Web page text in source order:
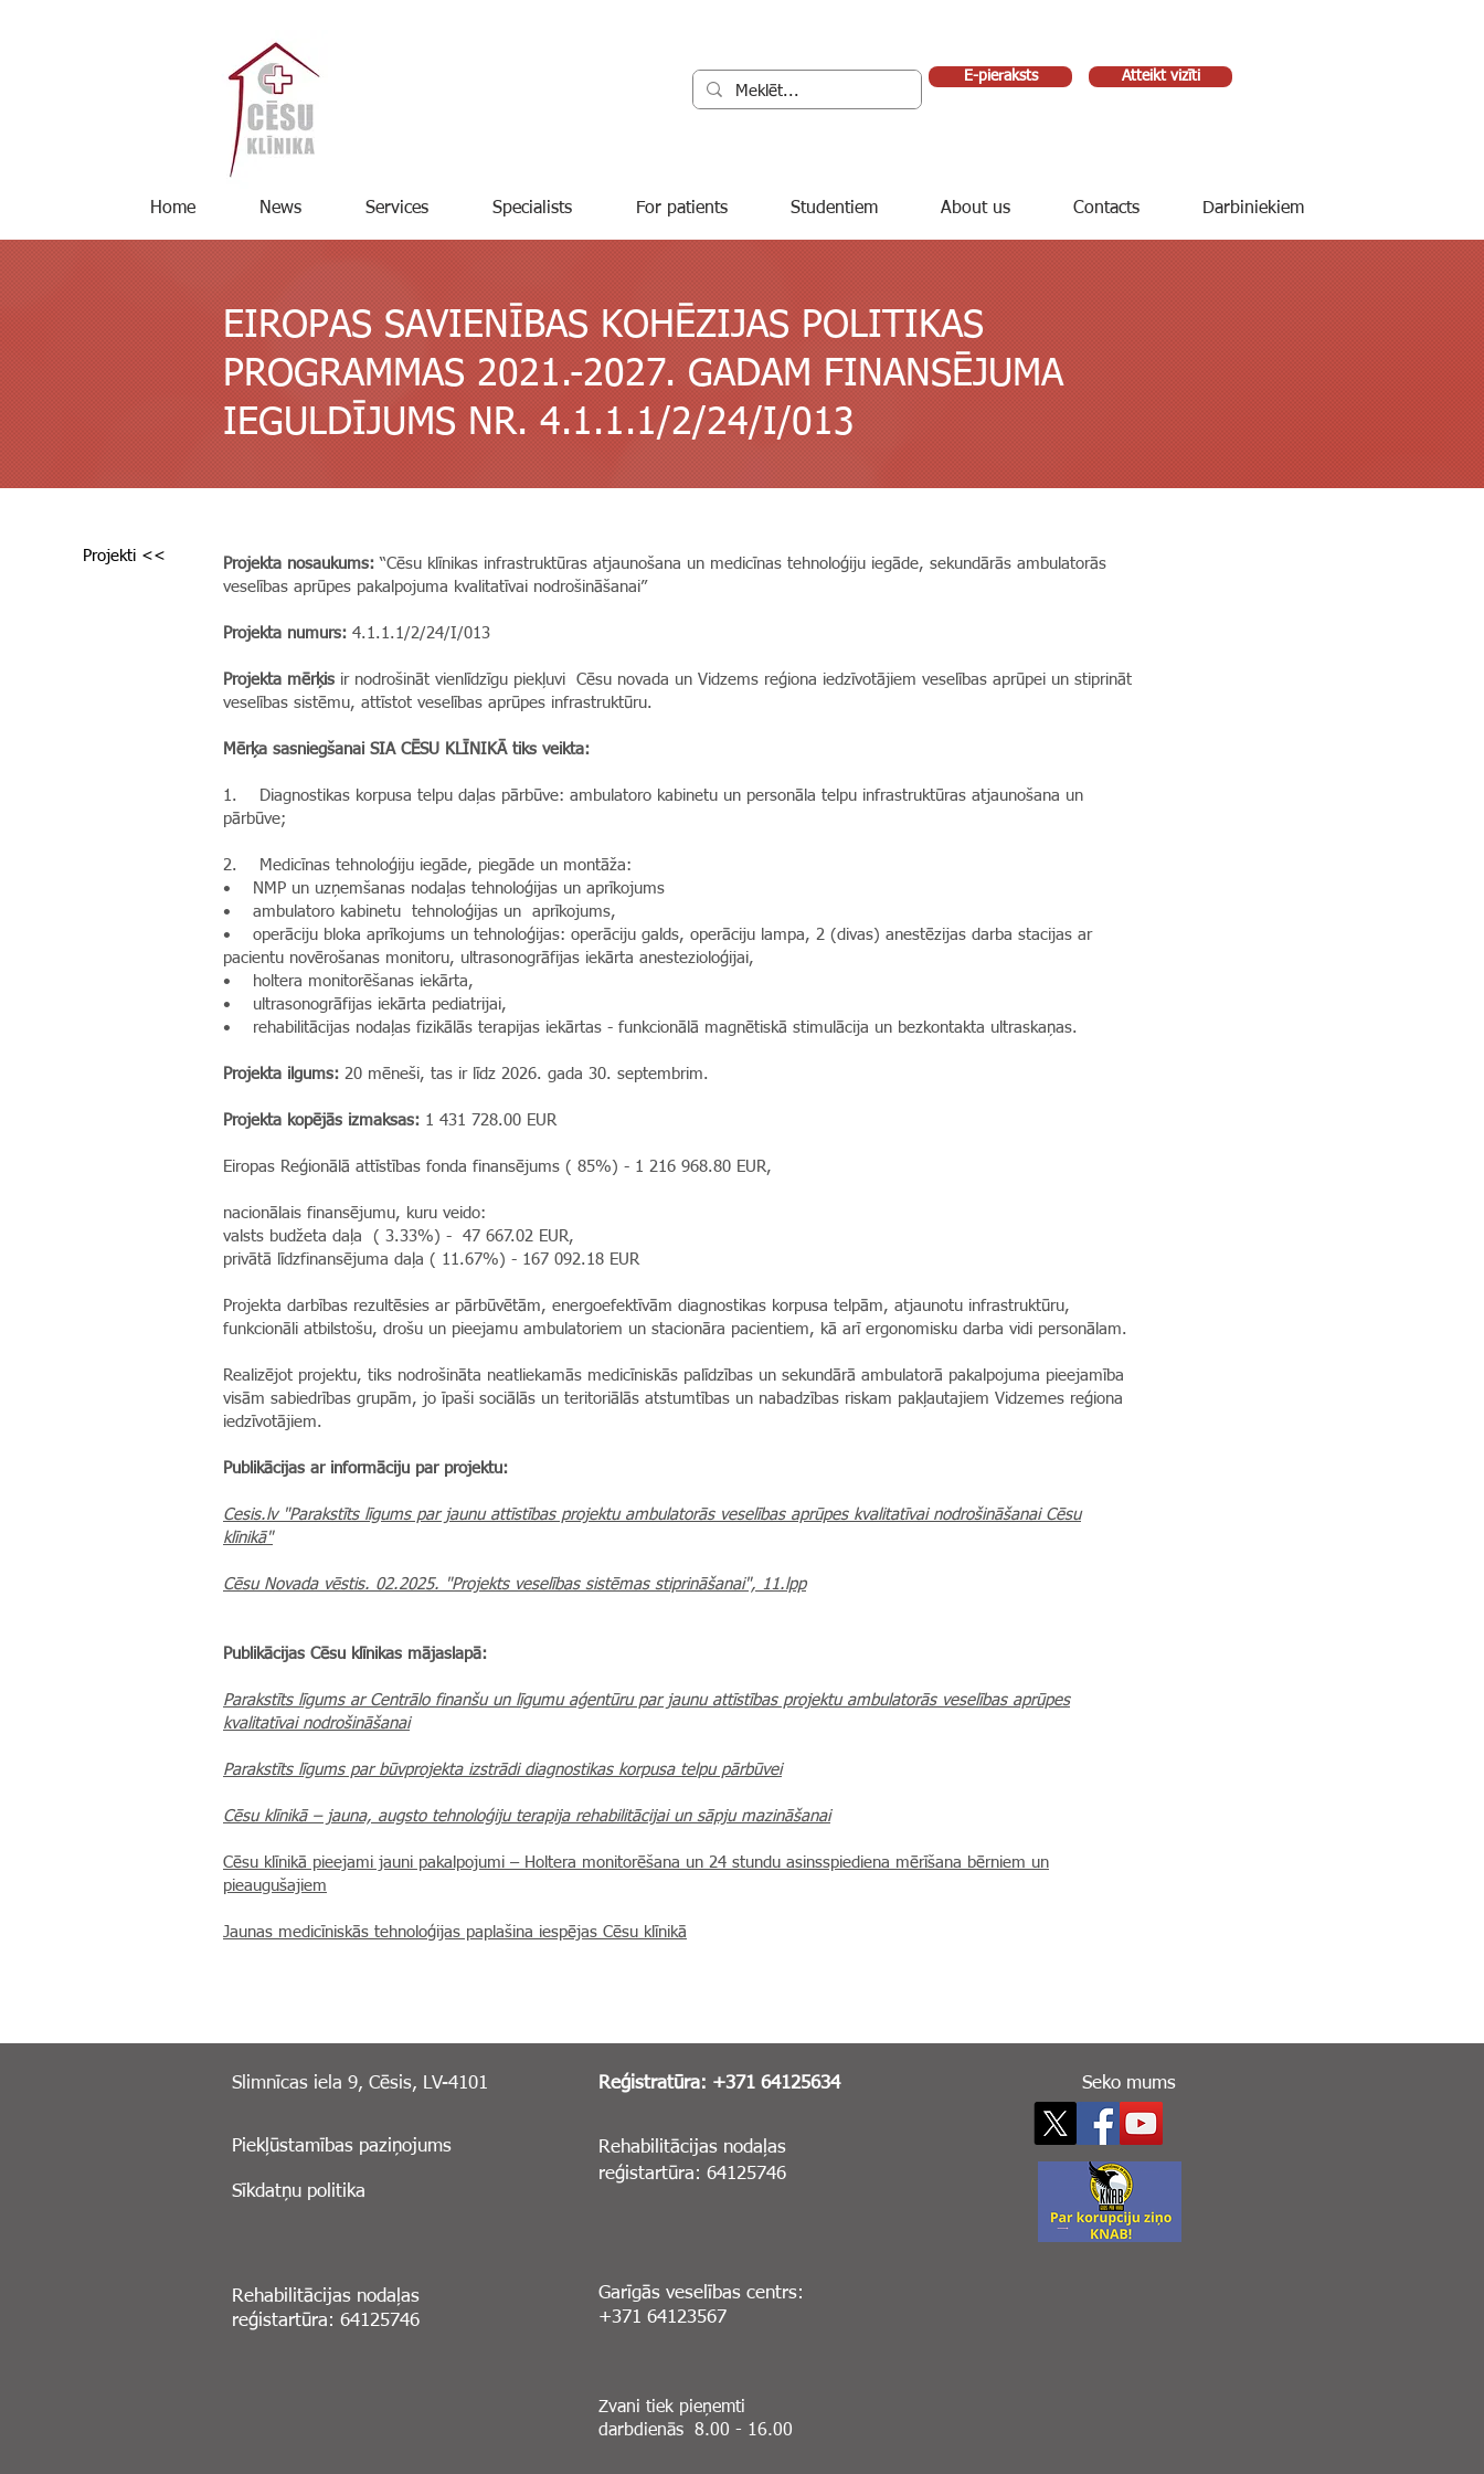
E-pieraksts Atteikt vizīti
Home News Services Specialists For patients Studentiem About us Contacts Darbiniekiem
EIROPAS SAVIENĪBAS KOHĒZIJAS POLITIKAS
PROGRAMMAS 2021.-2027. GADAM FINANSĒJUMA
IEGULDĪJUMS NR. 4.1.1.1/2/24/I/013
Projekti << Projekta nosaukums: “Cēsu klīnikas infrastruktūras atjaunošana un medicīnas tehnoloģiju iegāde, sekundārās ambulatorās
veselības aprūpes pakalpojuma kvalitatīvai nodrošināšanai”
Projekta numurs: 4.1.1.1/2/24/I/013
Projekta mērķis ir nodrošināt vienlīdzīgu piekļuvi Cēsu novada un Vidzems reģiona iedzīvotājiem veselības aprūpei un stiprināt
veselības sistēmu, attīstot veselības aprūpes infrastruktūru.
Mērķa sasniegšanai SIA CĒSU KLĪNIKĀ tiks veikta:
1. Diagnostikas korpusa telpu daļas pārbūve: ambulatoro kabinetu un personāla telpu infrastruktūras atjaunošana un
pārbūve;
2. Medicīnas tehnoloģiju iegāde, piegāde un montāža:
• NMP un uzņemšanas nodaļas tehnoloģijas un aprīkojums
• ambulatoro kabinetu tehnoloģijas un aprīkojums,
• operāciju bloka aprīkojums un tehnoloģijas: operāciju galds, operāciju lampa, 2 (divas) anestēzijas darba stacijas ar
pacientu novērošanas monitoru, ultrasonogrāfijas iekārta anestezioloģijai,
• holtera monitorēšanas iekārta,
• ultrasonogrāfijas iekārta pediatrijai,
• rehabilitācijas nodaļas fizikālās terapijas iekārtas - funkcionālā magnētiskā stimulācija un bezkontakta ultraskaņas.
Projekta ilgums: 20 mēneši, tas ir līdz 2026. gada 30. septembrim.
Projekta kopējās izmaksas: 1 431 728.00 EUR
Eiropas Reģionālā attīstības fonda finansējums ( 85%) - 1 216 968.80 EUR,
nacionālais finansējumu, kuru veido:
valsts budžeta daļa ( 3.33%) - 47 667.02 EUR,
privātā līdzfinansējuma daļa ( 11.67%) - 167 092.18 EUR
Projekta darbības rezultēsies ar pārbūvētām, energoefektīvām diagnostikas korpusa telpām, atjaunotu infrastruktūru,
funkcionāli atbilstošu, drošu un pieejamu ambulatoriem un stacionāra pacientiem, kā arī ergonomisku darba vidi personālam.
Realizējot projektu, tiks nodrošināta neatliekamās medicīniskās palīdzības un sekundārā ambulatorā pakalpojuma pieejamība
visām sabiedrības grupām, jo īpaši sociālās un teritoriālās atstumtības un nabadzības riskam pakļautajiem Vidzemes reģiona
iedzīvotājiem.
Publikācijas ar informāciju par projektu:
Cesis.lv "Parakstīts līgums par jaunu attīstības projektu ambulatorās veselības aprūpes kvalitatīvai nodrošināšanai Cēsu
klīnikā"
Cēsu Novada vēstis. 02.2025. "Projekts veselības sistēmas stiprināšanai", 11.lpp
Publikācijas Cēsu klīnikas mājaslapā:
Parakstīts līgums ar Centrālo finanšu un līgumu aģentūru par jaunu attīstības projektu ambulatorās veselības aprūpes
kvalitatīvai nodrošināšanai
Parakstīts līgums par būvprojekta izstrādi diagnostikas korpusa telpu pārbūvei
Cēsu klīnikā – jauna, augsto tehnoloģiju terapija rehabilitācijai un sāpju mazināšanai
Cēsu klīnikā pieejami jauni pakalpojumi – Holtera monitorēšana un 24 stundu asinsspiediena mērīšana bērniem un
pieaugušajiem
Jaunas medicīniskās tehnoloģijas paplašina iespējas Cēsu klīnikā
Slimnīcas iela 9, Cēsis, LV-4101 Reģistratūra: +371 64125634
Piekļūstamības paziņojums
Sīkdatņu politika
Rehabilitācijas nodaļas
reģistartūra: 64125746
Rehabilitācijas nodaļas
reģistartūra: 64125746
Garīgās veselības centrs:
+371 64123567
Zvani tiek pieņemti
darbdienās 8.00 - 16.00
Seko mums